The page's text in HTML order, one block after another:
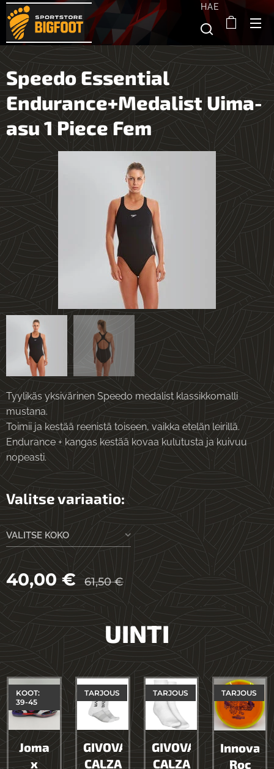
HAE
Speedo Essential
Endurance+Medalist Uima-
asu 1 Piece Fem
Tyylikäs yksivärinen Speedo medalist klassikkomalli
mustana.
Toimii ja kestää reenistä toiseen, vaikka etelän leirillä.
Endurance + kangas kestää kovaa kulutusta ja kuivuu
nopeasti.
Valitse variaatio:
VALITSE KOKO
40,00€ 61,50€
UINTI
Joma
x
KOOT:
39-45
GIVOVA
CALZA
TARJOUS
GIVOVA
CALZA
TARJOUS
Innova
Roc
TARJOUS